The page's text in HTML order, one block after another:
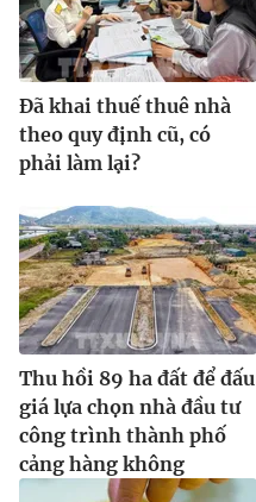
Đã khai thuế thuê nhà
theo quy định cũ, có
phải làm lại?
Thu hồi 89 ha đất để đấu
giá lựa chọn nhà đầu tư
công trình thành phố
cảng hàng không